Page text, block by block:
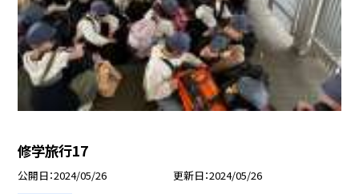
修学旅行17
公開日 2024/05/26 更新日 2024/05/26